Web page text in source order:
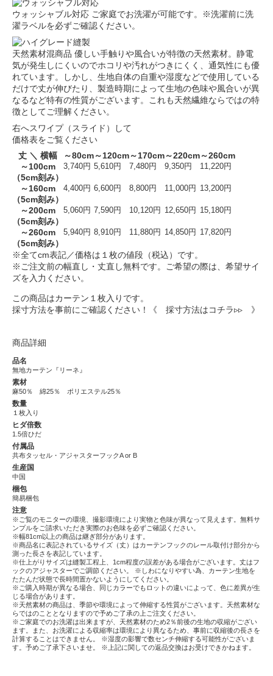
ウォッシャブル対応 ご家庭でお洗濯が可能です。※洗濯前に洗
濯ラベルを必ずご確認ください。
天然素材混商品 優しい手触りや風合いが特徴の天然素材。静電
気が発生しにくいのでホコリや汚れがつきにくく、通気性にも優
れています。しかし、生地自体の自重や湿度などで使用している
だけで丈が伸びたり、製造時期によって生地の色味や風合いが異
なるなど特有の性質がございます。これも天然繊維ならではの特
徴としてご理解ください。
右へスワイプ（スライド）して
価格表をご覧ください
丈 ＼ 横幅
～80cm～120cm～170cm～220cm～260cm
～100cm
（5cm刻み）
3,740円 5,610円 7,480円 9,350円 11,220円
～160cm
（5cm刻み）
4,400円 6,600円 8,800円 11,000円 13,200円
～200cm
（5cm刻み）
5,060円 7,590円 10,120円 12,650円 15,180円
～260cm
（5cm刻み）
5,940円 8,910円 11,880円 14,850円 17,820円
※全てcm表記／価格は１枚の値段（税込）です。
※ご注文前の幅直し・丈直し無料です。ご希望の際は、希望サイ
ズを入力ください。
この商品はカーテン１枚入りです。
採寸方法を事前にご確認ください！
《 採寸方法はコチラ▹▹ 》
商品詳細
品名
無地カーテン『リーネ』
素材
麻50％ 綿25％ ポリエステル25％
数量
１枚入り
ヒダ倍数
1.5倍ひだ
付属品
共布タッセル・アジャスターフックA or B
生産国
中国
梱包
簡易梱包
注意
※ご覧のモニターの環境、撮影環境により実物と色味が異なって見えます。無料サ
ンプルをご請求いただき実際のお色味を必ずご確認ください。
※幅81cm以上の商品は継ぎ部分があります。
※商品名に表記されているサイズ（丈）はカーテンフックのレール取付け部分から
測った長さを表記しています。
※仕上がりサイズは縫製工程上、1cm程度の誤差がある場合がございます。丈はフ
ックのアジャスターでご調節ください。
※しわになりやすい為、カーテン生地を
たたんだ状態で長時間置かないようにしてください。
※ご購入時期が異なる場合、同じカラーでもロットの違いによって、色に差異が生
じる場合があります。
※天然素材の商品は、季節や環境によって伸縮する性質がございます。天然素材な
らではのこととなりますので予めご了承の上ご注文ください。
※ご家庭でのお洗濯は出来ますが、天然素材のため2％前後の生地の収縮がござい
ます。また、お洗濯による収縮率は環境により異なるため、事前に収縮後の長さを
計算することはできません。 ※湿度の影響で数センチ伸縮する可能性がございま
す。予めご了承下さいませ。 ※上記に関しての返品交換はお受けできかねます。